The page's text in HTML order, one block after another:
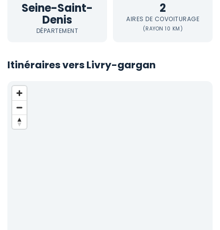
Seine-Saint-
Denis
DÉPARTEMENT
2
AIRES DE COVOITURAGE
(RAYON 10 KM)
Itinéraires vers Livry-gargan